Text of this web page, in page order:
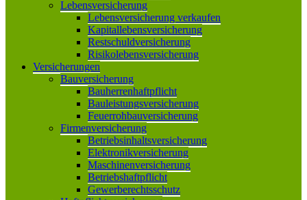
Lebensversicherung
Lebensversicherung verkaufen
Kapitallebensversicherung
Restschuldversicherung
Risikolebensversicherung
Versicherungen
Bauversicherung
Bauherrenhaftpflicht
Bauleistungsversicherung
Feuerrohbauversicherung
Firmenversicherung
Betriebsinhaltsversicherung
Elektronikversicherung
Maschinenversicherung
Betriebshaftpflicht
Gewerberechtsschutz